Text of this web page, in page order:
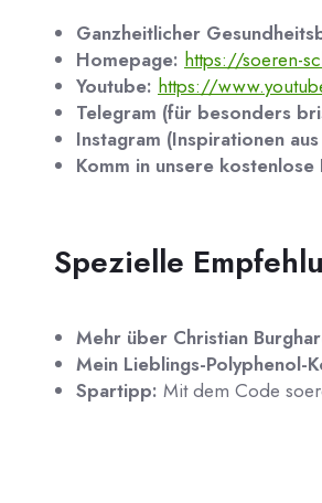
Ganzheitlicher
Homepage: https://soeren-
Youtube: https://
Telegram (für besonders
Instagram (Inspirationen
Komm in unsere
Spezielle
Mehr über Christian
Mein Lieblings-Polyphenol-
Spartipp: Mit dem Code